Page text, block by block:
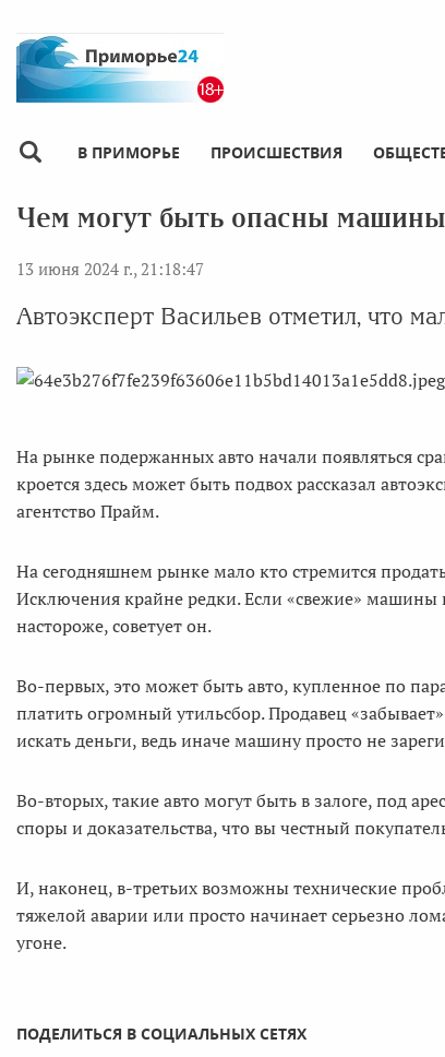
В ПРИМОРЬЕ ПРОИСШЕСТВИЯ
Чем могут быть опасны
13 июня 2024 г., 21:18:47
Автоэксперт Васильев отметил, что
На рынке подержанных авто начали появляться
кроется здесь может быть подвох рассказал
агентство Прайм.
На сегодняшнем рынке мало кто стремится
Исключения крайне редки. Если «свежие» машины
настороже, советует он.
Во-первых, это может быть авто, купленное по
платить огромный утильсбор. Продавец
искать деньги, ведь иначе машину просто не
Во-вторых, такие авто могут быть в залоге, под
споры и доказательства, что вы честный
И, наконец, в-третьих возможны технические
тяжелой аварии или просто начинает серьезно
угоне.
ПОДЕЛИТЬСЯ В СОЦИАЛЬНЫХ СЕТЯХ